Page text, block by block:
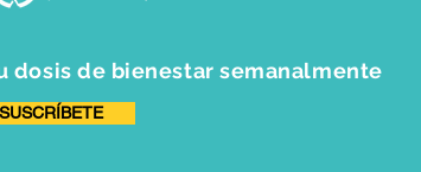
dosis de bienestar semanalmente
SUSCRÍBETE